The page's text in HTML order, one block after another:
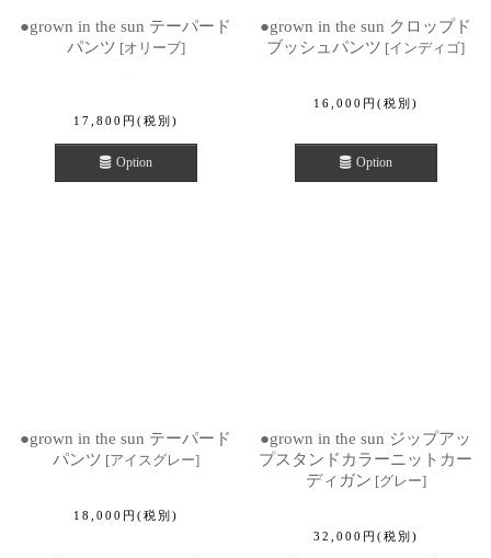
●grown in the sun テーパード
パンツ [オリーブ]
17,800 円 (税別)
Option
●grown in the sun クロップド
ブッシュパンツ [インディゴ]
16,000 円 (税別)
Option
●grown in the sun テーパード
パンツ [アイスグレー]
18,000 円 (税別)
●grown in the sun ジップアッ
プスタンドカラーニットカー
ディガン [グレー]
32,000 円 (税別)